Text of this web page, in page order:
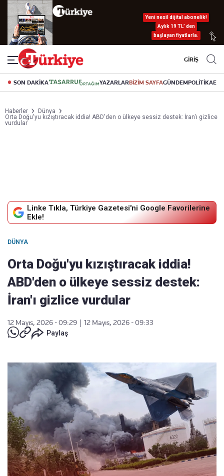
Yeni nesil dijital abonelik!
Aylık 19 TL’ den
başlayan fiyatlarla.
GİRİŞ
SON DAKİKA YAZARLARBİZİM SAYFAGÜNDEMPOLİTİKA
Haberler
Dünya
Orta Doğu'yu kızıştıracak iddia! ABD'den o ülkeye sessiz destek: İran'ı gizlice
vurdular
Linke Tıkla, Türkiye Gazetesi'ni Google Favorilerine
Ekle!
DÜNYA
Orta Doğu'yu kızıştıracak iddia!
ABD'den o ülkeye sessiz destek:
İran'ı gizlice vurdular
12 Mayıs, 2026 - 09:29
12 Mayıs, 2026 - 09:33
Paylaş